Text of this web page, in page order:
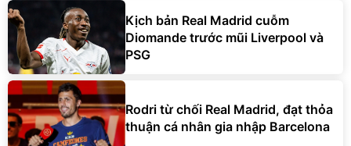
Kịch bản Real Madrid cuỗm
Diomande trước mũi Liverpool và
PSG
Rodri từ chối Real Madrid, đạt thỏa
thuận cá nhân gia nhập Barcelona